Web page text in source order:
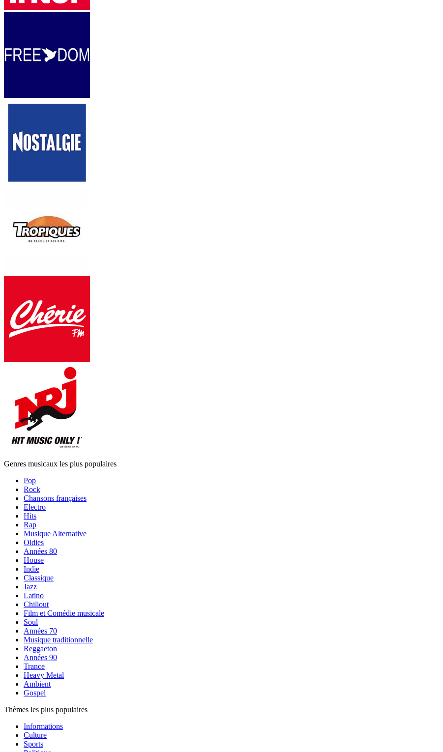
Genres musicaux les plus populaires
Pop
Rock
Chansons françaises
Electro
Hits
Rap
Musique Alternative
Oldies
Années 80
House
Indie
Classique
Jazz
Latino
Chillout
Film et Comédie musicale
Soul
Années 70
Musique traditionnelle
Reggaeton
Années 90
Trance
Heavy Metal
Ambient
Gospel
Thèmes les plus populaires
Informations
Culture
Sports